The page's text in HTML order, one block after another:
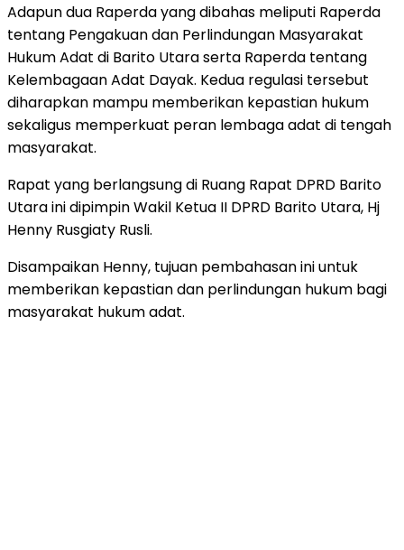
Adapun dua Raperda yang dibahas meliputi Raperda
tentang Pengakuan dan Perlindungan Masyarakat
Hukum Adat di Barito Utara serta Raperda tentang
Kelembagaan Adat Dayak. Kedua regulasi tersebut
diharapkan mampu memberikan kepastian hukum
sekaligus memperkuat peran lembaga adat di tengah
masyarakat.
Rapat yang berlangsung di Ruang Rapat DPRD Barito
Utara ini dipimpin Wakil Ketua II DPRD Barito Utara, Hj
Henny Rusgiaty Rusli.
Disampaikan Henny, tujuan pembahasan ini untuk
memberikan kepastian dan perlindungan hukum bagi
masyarakat hukum adat.